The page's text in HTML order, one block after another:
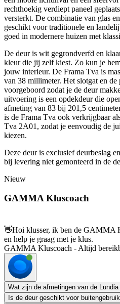
rechthoekig verdiept paneel
versterkt. De combinatie van glas
geschikt voor traditionele en
goed in modernere huizen met
De deur is wit gegrondverfd en
kleur die jij zelf kiest. Zo kun je
jouw interieur. De Frama Tva is
van 38 millimeter. Het slotgat en de
voorgeboord zodat je de deur
uitvoering is een opdekdeur die
afmeting van 83 bij 201,5
is de Frama Tva ook verkrijgbaar
Tva 2A01, zodat je eenvoudig de
kiezen.
Deze deur is exclusief deurbeslag
bij levering niet gemonteerd in de
Nieuw
GAMMA Kluscoach
👋Hoi klusser, ik ben de GAMMA
en help je graag met je klus.
GAMMA Kluscoach - Altijd
Wat zijn de afmetingen van de
Is de deur geschikt voor